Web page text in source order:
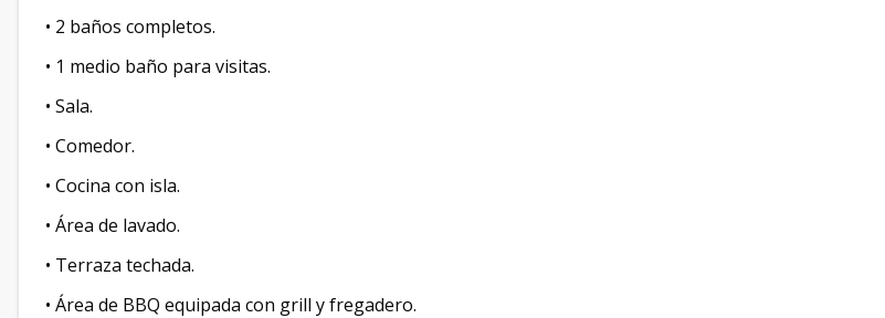
• 2 baños completos.
• 1 medio baño para visitas.
• Sala.
• Comedor.
• Cocina con isla.
• Área de lavado.
• Terraza techada.
• Área de BBQ equipada con grill y fregadero.